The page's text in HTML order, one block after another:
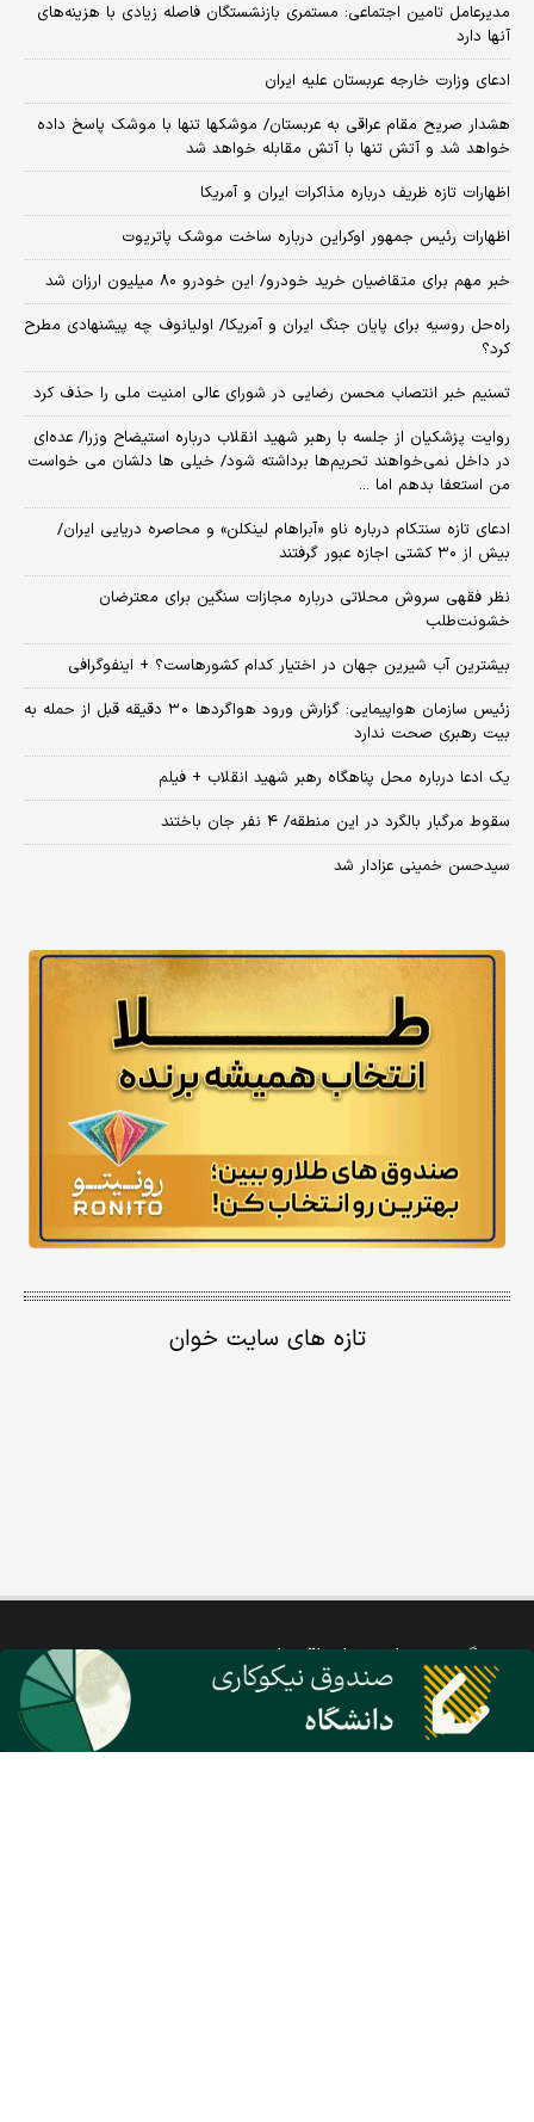
مدیرعامل تامین اجتماعی: مستمری بازنشستگان فاصله زیادی با هزینه‌های
آنها دارد
ادعای وزارت خارجه عربستان علیه ایران
هشدار صریح مقام عراقی به عربستان/ موشکها تنها با موشک پاسخ داده
خواهد شد و آتش تنها با آتش مقابله خواهد شد
اظهارات تازه ظریف درباره مذاکرات ایران و آمریکا
اظهارات رئیس جمهور اوکراین درباره ساخت موشک پاتریوت
خبر مهم برای متقاضیان خرید خودرو/ این خودرو ۸۰ میلیون ارزان شد
راه‌حل روسیه برای پایان جنگ ایران و آمریکا/ اولیانوف چه پیشنهادی مطرح
کرد؟
تسنیم خبر انتصاب محسن رضایی در شورای عالی امنیت ملی را حذف کرد
روایت پزشکیان از جلسه با رهبر شهید انقلاب درباره استیضاح وزرا/ عده‌ای
در داخل نمی‌خواهند تحریم‌ها برداشته شود/ خیلی ها دلشان می خواست
من استعفا بدهم اما ...
ادعای تازه سنتکام درباره ناو «آبراهام لینکلن» و محاصره دریایی ایران/
بیش از ۳۰ کشتی اجازه عبور گرفتند
نظر فقهی سروش محلاتی درباره مجازات سنگین برای معترضان
خشونت‌طلب
بیشترین آب شیرین جهان در اختیار کدام کشورهاست؟ + اینفوگرافی
زئیس سازمان هواپیمایی: گزارش ورود هواگردها ٣٠ دقیقه قبل از حمله به
بیت رهبری صحت ندارد
یک ادعا درباره محل پناهگاه‌ رهبر شهید انقلاب + فیلم
سقوط مرگبار بالگرد در این منطقه/ ۴ نفر جان باختند
سیدحسن خمینی عزادار شد
تازه های سایت خوان
گروه نشریات دنیای اقتصاد
معرفی گروه رسانه‌ای دنیای اقتصاد
روزنامه دنیای اقتصاد
شبکه اینترنتی اکوایران
هفته نامه تجارت فردا